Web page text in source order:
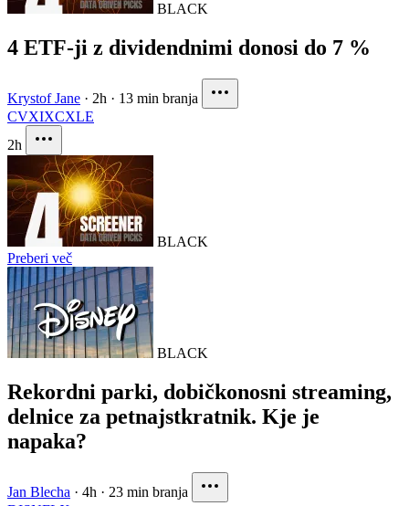
BLACK
4 ETF-ji z dividendnimi donosi do 7 %
Krystof Jane · 2h · 13 min branja
CVXIXCXLE
2h
BLACK
Preberi več
BLACK
Rekordni parki, dobičkonosni streaming,
delnice za petnajstkratnik. Kje je
napaka?
Jan Blecha · 4h · 23 min branja